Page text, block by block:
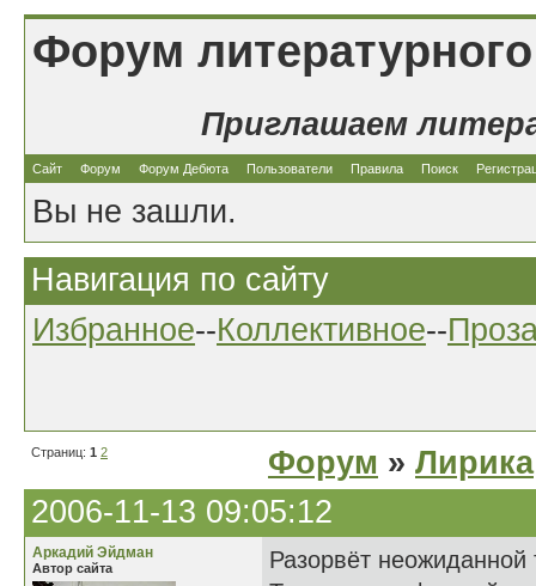
Форум
Приглашаем
Сайт Форум Форум Дебюта Пользователи Правила Поиск
Вы не зашли.
Навигация по сайту
Избранное--Коллективное--
Страниц: 1 2 Форум » Лирика
2006-11-13 09:05:12
Аркадий Эйдман
Автор сайта
Разорвёт неожиданной